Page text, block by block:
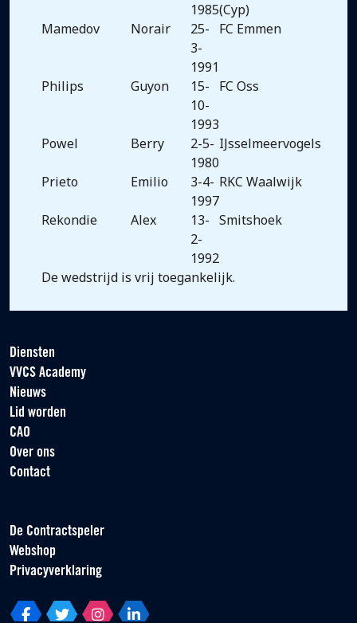
1985(Cyp)
Mamedov
Norair
25-
3-
1991
FC Emmen
Philips Guyon
15-
10-
1993
FC Oss
Powel Berry
2-5-
1980
IJsselmeervogels
Prieto Emilio
3-4-
1997
RKC Waalwijk
Rekondie Alex
13-
2-
1992
Smitshoek
De wedstrijd is vrij toegankelijk.
Diensten
VVCS Academy
Nieuws
Lid worden
CAO
Over ons
Contact
De Contractspeler
Webshop
Privacyverklaring